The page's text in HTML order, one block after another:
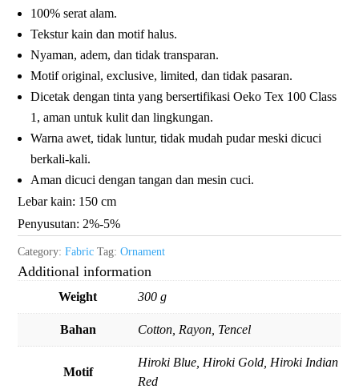
100% serat alam.
Tekstur kain dan motif halus.
Nyaman, adem, dan tidak transparan.
Motif original, exclusive, limited, dan tidak pasaran.
Dicetak dengan tinta yang bersertifikasi Oeko Tex 100 Class
1, aman untuk kulit dan lingkungan.
Warna awet, tidak luntur, tidak mudah pudar meski dicuci
berkali-kali.
Aman dicuci dengan tangan dan mesin cuci.
Lebar kain: 150 cm
Penyusutan: 2%-5%
Category:Fabric Tag:Ornament
Additional information
Weight 300 g
Bahan Cotton, Rayon, Tencel
Motif
Hiroki Blue, Hiroki Gold, Hiroki Indian
Red